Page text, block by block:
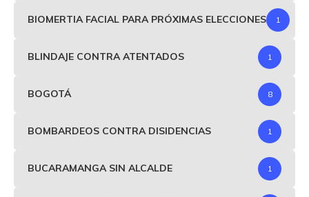
BIOMERTIA FACIAL PARA PRÓXIMAS ELECCIONES 1
BLINDAJE CONTRA ATENTADOS 1
BOGOTÁ 8
BOMBARDEOS CONTRA DISIDENCIAS 1
BUCARAMANGA SIN ALCALDE 1